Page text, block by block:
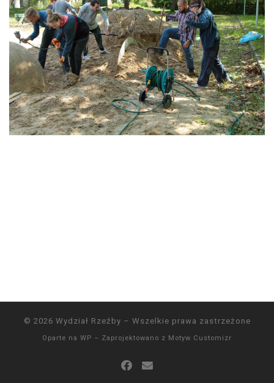
© 2026 Wydział Rzeźby – Wszelkie prawa zastrzeżone
Oparte na WP – Zaprojektowano z Motyw Customizr